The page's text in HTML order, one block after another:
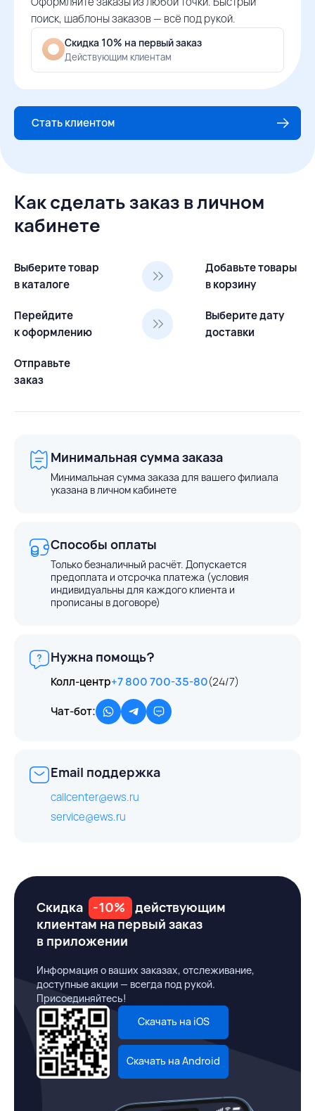
поиск, шаблоны заказов — всё под рукой.
Скидка 10% на первый заказ
Действующим клиентам
Стать клиентом
Как сделать заказ в личном
кабинете
Выберите товар
в каталоге
Добавьте товары
в корзину
Перейдите
к оформлению
Выберите дату
доставки
Отправьте
заказ
Минимальная сумма заказа
Минимальная сумма заказа для вашего филиала
указана в личном кабинете
Способы оплаты
Только безналичный расчёт. Допускается
предоплата и отсрочка платежа (условия
индивидуальны для каждого клиента и
прописаны в договоре)
Нужна помощь?
Колл-центр+7 800 700-35-80(24/7)
Чат-бот:
Email поддержка
callcenter@ews.ru
service@ews.ru
Скидка -10%
действующим
клиентам на первый заказ
в приложении
Информация о ваших заказах, отслеживание,
доступные акции — всегда под рукой.
Присоединяйтесь!
Скачать на iOS
Скачать на Android